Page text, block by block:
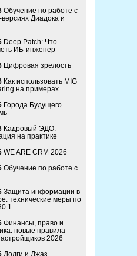
Обучение по работе с
Диадока и
Deep Patch: Что
ИБ-инженер
Цифровая зрелость
Как использовать MIG
на примерах
Города Будущего
Кадровый ЭДО:
на практике
WE ARE CRM 2026
Обучение по работе с
Защита информации в
технические меры по
Финансы, право и
новые правила
2026